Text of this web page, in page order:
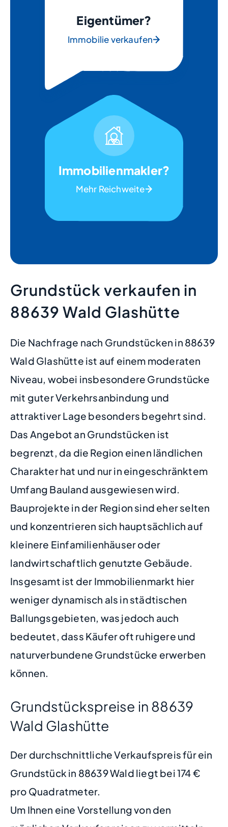
Eigentümer?
Immobilie verkaufen
Immobilienmakler?
Mehr Reichweite
Grundstück verkaufen in
88639 Wald Glashütte
Die Nachfrage nach Grundstücken in 88639
Wald Glashütte ist auf einem moderaten
Niveau, wobei insbesondere Grundstücke
mit guter Verkehrsanbindung und
attraktiver Lage besonders begehrt sind.
Das Angebot an Grundstücken ist
begrenzt, da die Region einen ländlichen
Charakter hat und nur in eingeschränktem
Umfang Bauland ausgewiesen wird.
Bauprojekte in der Region sind eher selten
und konzentrieren sich hauptsächlich auf
kleinere Einfamilienhäuser oder
landwirtschaftlich genutzte Gebäude.
Insgesamt ist der Immobilienmarkt hier
weniger dynamisch als in städtischen
Ballungsgebieten, was jedoch auch
bedeutet, dass Käufer oft ruhigere und
naturverbundene Grundstücke erwerben
können.
Grundstückspreise in 88639
Wald Glashütte
Der durchschnittliche Verkaufspreis für ein
Grundstück in 88639 Wald liegt bei 174 €
pro Quadratmeter.
Um Ihnen eine Vorstellung von den